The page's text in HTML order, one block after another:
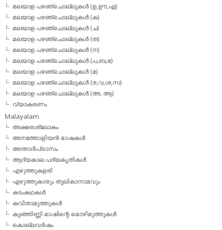
മലയാള പഴഞ്ചൊല്ലുകള്‍ (ഉ,ഊ,എ)
മലയാള പഴഞ്ചൊല്ലുകള്‍ (ക)
മലയാള പഴഞ്ചൊല്ലുകള്‍ (ച)
മലയാള പഴഞ്ചൊല്ലുകള്‍ (ത)
മലയാള പഴഞ്ചൊല്ലുകള്‍ (ന)
മലയാള പഴഞ്ചൊല്ലുകള്‍ (പ,ബ,ഭ)
മലയാള പഴഞ്ചൊല്ലുകള്‍ (മ)
മലയാള പഴഞ്ചൊല്ലുകള്‍ (ര,വ,ശ,സ)
മലയാള പഴഞ്ചൊല്ലുകൾ (അ, ആ)
വ്യാകരണം
Malayalam
അക്ഷരശ്ലോകം
അനത്തോളിയന്‍ ഭാഷകള്‍
അന്താദിപ്രാസം
ആദ്യകാല പദ്യകൃതികള്‍
എഴുത്തുകളരി
എഴുത്തുകാരും തൂലികാനാമവും
കടംകഥകള്‍
കവിതാമുത്തുകള്‍
കുഞ്ഞിണ്ണി മാഷിന്റെ മൊഴിമുത്തുകള്‍
കൊല്ലവര്‍ഷം